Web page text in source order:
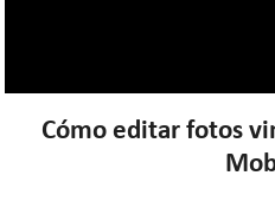
Cómo editar fotos